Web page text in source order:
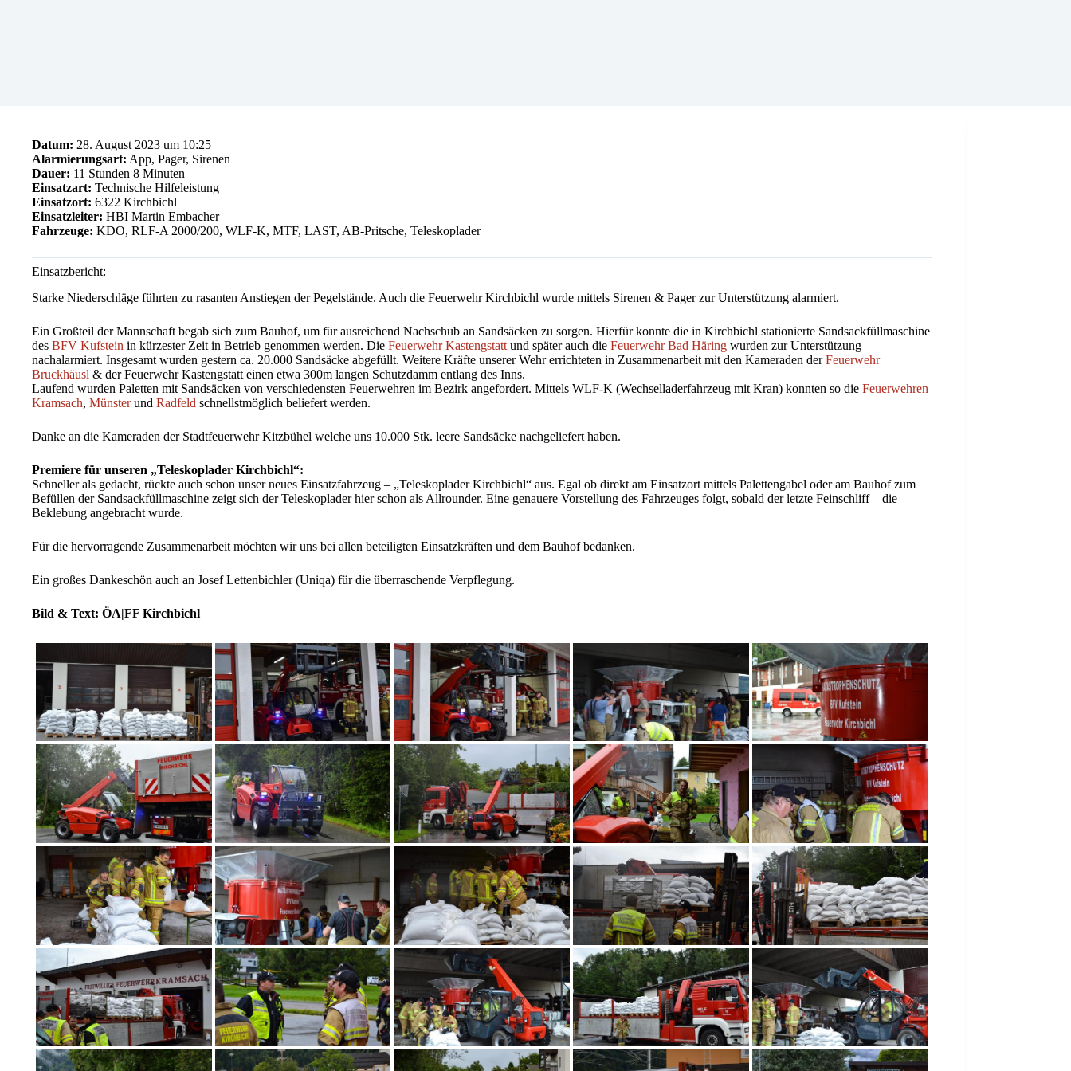
Datum: 28. August 2023 um 10:25
Alarmierungsart: App, Pager, Sirenen
Dauer: 11 Stunden 8 Minuten
Einsatzart: Technische Hilfeleistung
Einsatzort: 6322 Kirchbichl
Einsatzleiter: HBI Martin Embacher
Fahrzeuge: KDO, RLF-A 2000/200, WLF-K, MTF, LAST, AB-Pritsche, Teleskoplader
Einsatzbericht:
Starke Niederschläge führten zu rasanten Anstiegen der Pegelstände. Auch die Feuerwehr Kirchbichl wurde mittels Sirenen & Pager zur Unterstützung alarmiert.
Ein Großteil der Mannschaft begab sich zum Bauhof, um für ausreichend Nachschub an Sandsäcken zu sorgen. Hierfür konnte die in Kirchbichl stationierte Sandsackfüllmaschine
des BFV Kufstein in kürzester Zeit in Betrieb genommen werden. Die Feuerwehr Kastengstatt und später auch die Feuerwehr Bad Häring wurden zur Unterstützung
nachalarmiert. Insgesamt wurden gestern ca. 20.000 Sandsäcke abgefüllt. Weitere Kräfte unserer Wehr errichteten in Zusammenarbeit mit den Kameraden derFeuerwehr
Bruckhäusl & der Feuerwehr Kastengstatt einen etwa 300m langen Schutzdamm entlang des Inns.
Laufend wurden Paletten mit Sandsäcken von verschiedensten Feuerwehren im Bezirk angefordert. Mittels WLF-K (Wechselladerfahrzeug mit Kran) konnten so die Feuerwehren
Kramsach, Münsterund Radfeld schnellstmöglich beliefert werden.
Danke an die Kameraden der Stadtfeuerwehr Kitzbühel welche uns 10.000 Stk. leere Sandsäcke nachgeliefert haben.
Premiere für unseren „Teleskoplader Kirchbichl“:
Schneller als gedacht, rückte auch schon unser neues Einsatzfahrzeug – „Teleskoplader Kirchbichl“ aus. Egal ob direkt am Einsatzort mittels Palettengabel oder am Bauhof zum
Befüllen der Sandsackfüllmaschine zeigt sich der Teleskoplader hier schon als Allrounder. Eine genauere Vorstellung des Fahrzeuges folgt, sobald der letzte Feinschliff – die
Beklebung angebracht wurde.
Für die hervorragende Zusammenarbeit möchten wir uns bei allen beteiligten Einsatzkräften und dem Bauhof bedanken.
Ein großes Dankeschön auch an Josef Lettenbichler (Uniqa) für die überraschende Verpflegung.
Bild & Text: ÖA|FF Kirchbichl